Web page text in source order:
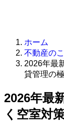
ホーム
不動産の
2026年最
貸管理の
2026年最
く空室対